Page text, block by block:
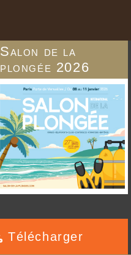
Salon de la
plongée 2026
Télécharger